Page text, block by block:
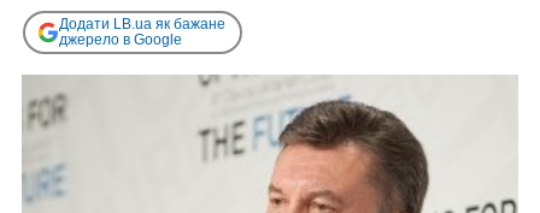
Додати LB.ua як бажане
джерело в Google